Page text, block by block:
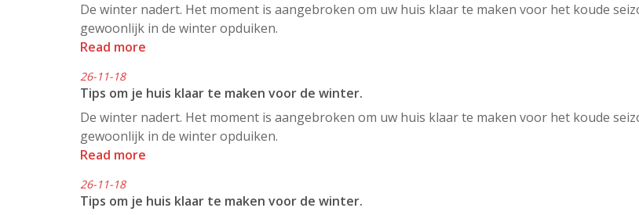
De winter nadert. Het moment is aangebroken om uw huis klaar te maken voor het koude
gewoonlijk in de winter opduiken.
Read more
26-11-18
Tips om je huis klaar te maken voor de winter.
De winter nadert. Het moment is aangebroken om uw huis klaar te maken voor het koude
gewoonlijk in de winter opduiken.
Read more
26-11-18
Tips om je huis klaar te maken voor de winter.